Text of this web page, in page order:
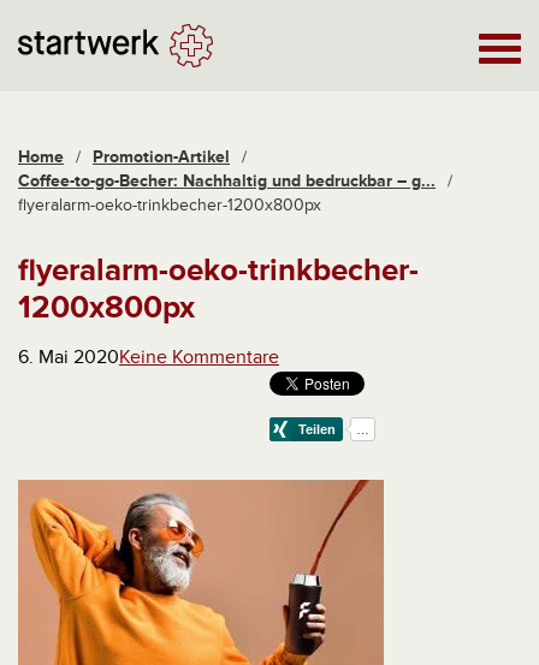
Home / Promotion-Artikel
/
Coffee-to-go-Becher: Nachhaltig und bedruckbar – g...
/
flyeralarm-oeko-trinkbecher-1200x800px
flyeralarm-oeko-trinkbecher-
1200x800px
6. Mai 2020Keine Kommentare